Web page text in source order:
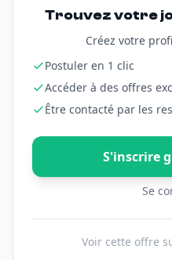
Trouvez votre
Créez votre
Postuler en 1 clic
Accéder à des offres
Être contacté par les
S'inscrire
Se
Voir cette offre